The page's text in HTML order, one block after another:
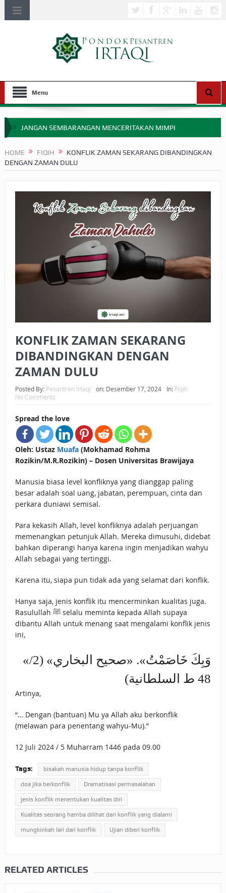
Menu
JANGAN SEMBARANGAN MENCERITAKAN MIMPI
MIMPI YANG DIABAIKAN MENJELANG PERANG BADAR
SEBELUM TIBA SAAT WAJIB?
HAKIKAT NIKMAT DI DUNIA!
BAGAIMANA CARA MEMBAYAR ZAKAT UANG?
UANG HARAM BISA MENJADI HALAL JIKA SEBAB
KEPEMILIKANNYA BERUBAH
BAHASA CINTA KARENA ALLAH
HUKUM MEMBAYAR ZAKAT DENGAN CARA MENGANGSUR
HUKUM MEMBAYAR ZAKAT KEPADA KERABAT SENDIRI
HOME FIQIH
KONFLIK ZAMAN SEKARANG DIBANDINGKAN
DENGAN ZAMAN DULU
KONFLIK ZAMAN SEKARANG
DIBANDINGKAN DENGAN
ZAMAN DULU
Posted By: Pesantren Irtaqi on: Desember 17, 2024 In: Fiqih
No Comments
Spread the love
Oleh: Ustaz Muafa(Mokhamad Rohma
Rozikin/M.R.Rozikin) – Dosen Universitas Brawijaya
Manusia biasa level konfliknya yang dianggap paling
besar adalah soal uang, jabatan, perempuan, cinta dan
perkara duniawi semisal.
Para kekasih Allah, level konfliknya adalah perjuangan
memenangkan petunjuk Allah. Mereka dimusuhi, didebat
bahkan diperangi hanya karena ingin menjadikan wahyu
Allah sebagai yang tertinggi.
Karena itu, siapa pun tidak ada yang selamat dari konflik.
Hanya saja, jenis konflik itu mencerminkan kualitas juga.
Rasulullah ﷺ selalu meminta kepada Allah supaya
dibantu Allah untuk menang saat mengalami konflik jenis
ini,
«وَبِكَ ‌خَاصَمْتُ». «صحيح البخاري» (2/
48 ط السلطانية)
Artinya,
“… Dengan (bantuan) Mu ya Allah aku berkonflik
(melawan para penentang wahyu-Mu).”
12 Juli 2024 / 5 Muharram 1446 pada 09.00
Tags: bisakah manusia hidup tanpa konflik
doa jika berkonflik Dramatisasi permasalahan
jenis konflik menentukan kualitas diri
Kualitas seorang hamba dilihat dari konflik yang dialami
mungkinkah lari dari konflik Ujian diberi konflik
RELATED ARTICLES